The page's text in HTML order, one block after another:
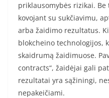
priklausomybės rizikai.
kovojant su sukčiavimu,
arba žaidimo rezultatus.
blokcheino technologijos,
skaidrumą žaidimuose.
contracts“, žaidėjai gali
rezultatai yra sąžiningi,
nepakeičiami.